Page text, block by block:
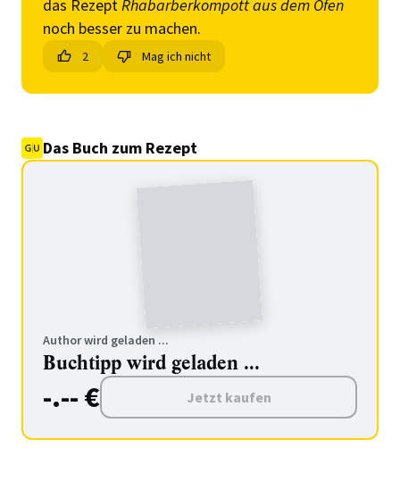
das RezeptRhabarberkompott aus dem Ofen
noch besser zu machen.
2 Mag ich nicht
Das Buch zum Rezept
Author wird geladen ...
Buchtipp wird geladen ...
-.-- € Jetzt kaufen